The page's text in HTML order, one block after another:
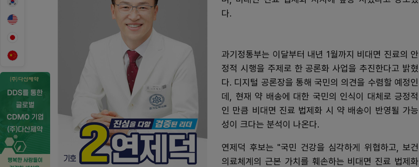
다.
과기정통부는 이달부터 내년 1월까지 비대면 진료의 안
정적 시행을 주제로 한 공론화 사업을 추진한다고 밝혔
다. 디지털 공론장을 통해 국민의 의견을 수렴할 예정인
데, 현재 약 배송에 대한 국민의 인식이 대체로 긍정적
인 만큼 비대면 진료 법제화 시 약 배송이 반영될 가능
성이 크다는 분석이 나온다.
연제덕 후보는 "국민 건강을 심각하게 위협하고, 보건
의료체계의 근본 가치를 훼손하는 비대면 진료 법제화